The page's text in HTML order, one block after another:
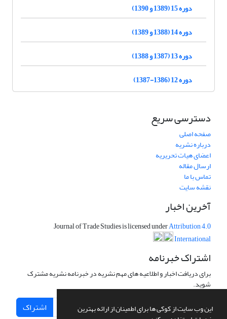
این وب سایت از کوکی ها برای اطمینان از ارائه بهترین
دوره 15 (1389 و 1390)
دوره 14 (1388 و 1389)
دوره 13 (1387 و 1388)
دوره 12 (1386-1387)
دسترسی سریع
صفحه اصلی
درباره نشریه
اعضای هیات تحریریه
ارسال مقاله
تماس با ما
نقشه سایت
آخرین اخبار
Journal of Trade Studies is licensed underAttribution 4.0
International
اشتراک خبرنامه
برای دریافت اخبار و اطلاعیه های مهم نشریه در خبرنامه نشریه مشترک
شوید.
اشتراک